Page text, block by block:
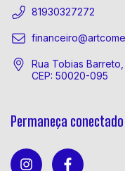
81930327272
Rua Tobias
CEP: 50020-095
Permaneça conectado